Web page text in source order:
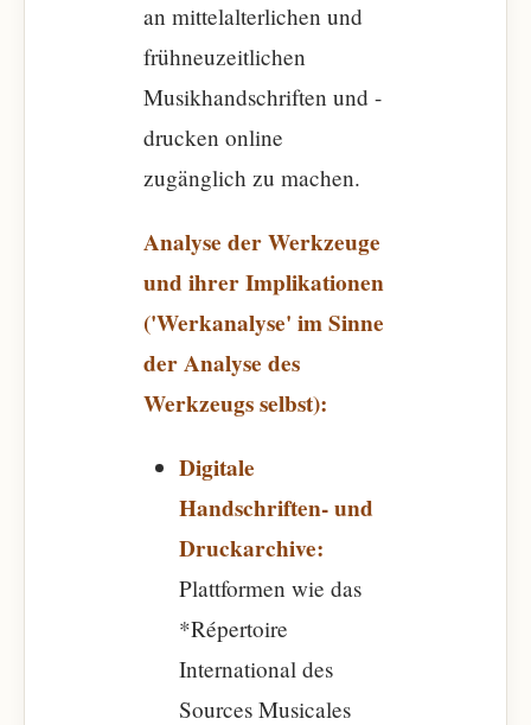
an mittelalterlichen und
frühneuzeitlichen
Musikhandschriften und -
drucken online
zugänglich zu machen.
Analyse der Werkzeuge
und ihrer Implikationen
('Werkanalyse' im Sinne
der Analyse des
Werkzeugs selbst):
Digitale
Handschriften- und
Druckarchive:
Plattformen wie das
*Répertoire
International des
Sources Musicales